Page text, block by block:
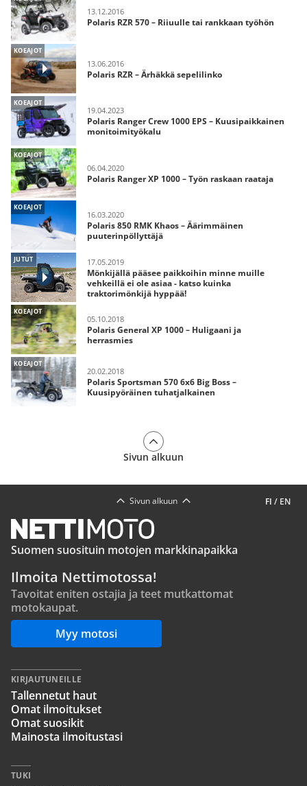
13.12.2016
Polaris RZR 570 – Riiuulle tai rankkaan työhön
KOEAJOT
13.06.2016
Polaris RZR – Ärhäkkä sepelilinko
KOEAJOT
19.04.2023
Polaris Ranger Crew 1000 EPS – Kuusipaikkainen
monitoimityökalu
KOEAJOT
06.04.2020
Polaris Ranger XP 1000 – Työn raskaan raataja
KOEAJOT
16.03.2020
Polaris 850 RMK Khaos – Äärimmäinen
puuterinpöllyttäjä
JUTUT 17.05.2019
Mönkijällä pääsee paikkoihin minne muille
vehkeillä ei ole asiaa - katso kuinka
traktorimönkijä hyppää!
KOEAJOT
05.10.2018
Polaris General XP 1000 – Huligaani ja
herrasmies
KOEAJOT
20.02.2018
Polaris Sportsman 570 6x6 Big Boss –
Kuusipyöräinen tuhatjalkainen
Sivun alkuun
FI / EN
Sivun alkuun
Suomen suosituin motojen markkinapaikka
Ilmoita Nettimotossa!
Tavoitat eniten ostajia ja teet mutkattomat
motokaupat.
Myy motosi
KIRJAUTUNEILLE
Tallennetut haut
Omat ilmoitukset
Omat suosikit
Mainosta ilmoitustasi
TUKI